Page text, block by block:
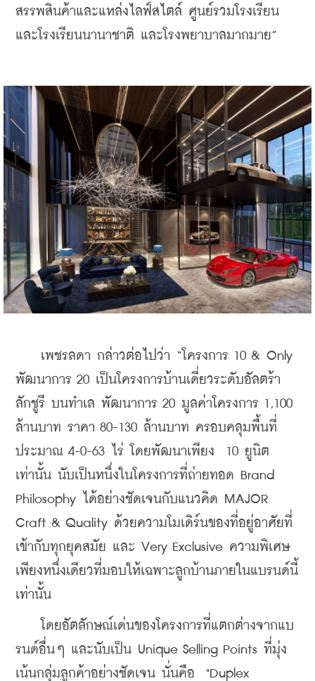
สรรพสินค้าและแหล่งไลฟ์สไตล์ ศูนย์รวมโรงเรียน
และโรงเรียนนานาชาติ และโรงพยาบาลมากมาย”
เพชรลดา กล่าวต่อไปว่า “โครงการ 10 & Only
พัฒนาการ 20 เป็นโครงการบ้านเดี่ยวระดับอัลตร้า
ลักชูรี บนทำเล พัฒนาการ 20 มูลค่าโครงการ 1,100
ล้านบาท ราคา 80-130 ล้านบาท ครอบคลุมพื้นที่
ประมาณ 4-0-63 ไร่ โดยพัฒนาเพียง  10 ยูนิต
เท่านั้น นับเป็นหนึ่งในโครงการที่ถ่ายทอด Brand
Philosophy ได้อย่างชัดเจนกับแนวคิด MAJOR
Craft & Quality ด้วยความโมเดิร์นของที่อยู่อาศัยที่
เข้ากับทุกยุคสมัย และ Very Exclusive ความพิเศษ
เพียงหนึ่งเดียวที่มอบให้เฉพาะลูกบ้านภายในแบรนด์นี้
เท่านั้น
โดยอัตลักษณ์เด่นของโครงการที่แตกต่างจากแบ
รนด์อื่นๆ และนับเป็น Unique Selling Points ที่มุ่ง
เน้นกลุ่มลูกค้าอย่างชัดเจน นั่นคือ  "Duplex